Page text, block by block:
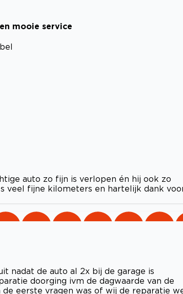
mooie service
auto zo fijn is verlopen én hij ook zo
veel fijne kilometers en hartelijk dank
nadat de auto al 2x bij de garage is
doorging ivm de dagwaarde van de
eerste vragen was of wij de reparatie